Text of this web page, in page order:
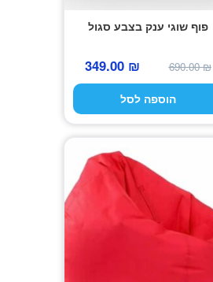
פוף שוגי ענק בצבע סגול
690.00₪
המחיר
המקורי
היה:
349.00 ₪
המחיר
הנוכחי
הוא:
הוספה לסל